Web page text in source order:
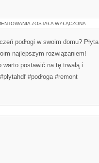
PŁYTA
ROZWIĄZANIE
DLA
DOMU
ZOSTAŁA WYŁĄCZONA
podłogi w swoim domu? Płyta
najlepszym rozwiązaniem!
warto postawić na tę trwałą i
#podłoga #remont